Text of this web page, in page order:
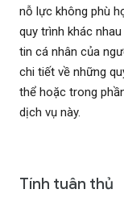
nỗ lực không phù
quy trình khác
tin cá nhân của
chi tiết về những
thể hoặc trong
dịch vụ này.
Tính tuân thủ